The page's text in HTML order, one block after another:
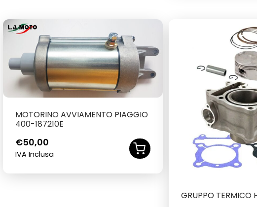
MOTORINO AVVIAMENTO PIAGGIO
400-187210E
€50,00
IVA Inclusa
GRUPPO TERMICO